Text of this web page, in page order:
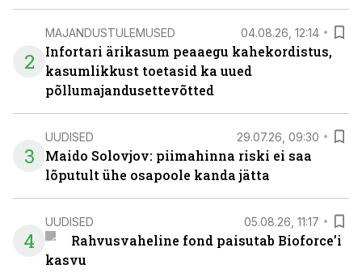
2
MAJANDUSTULEMUSED 04.08.26, 12:14
Infortari ärikasum peaaegu kahekordistus,
kasumlikkust toetasid ka uued
põllumajandusettevõtted
3
UUDISED 29.07.26, 09:30
Maido Solovjov: piimahinna riski ei saa
lõputult ühe osapoole kanda jätta
4
UUDISED 05.08.26, 11:17
Rahvusvaheline fond paisutab Bioforce’i
kasvu